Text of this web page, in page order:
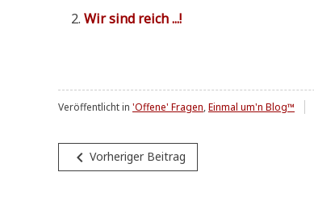
Wir sind reich ...!
Veröffentlicht in 'Offene' Fragen,Einmal um'n Blog™
Beitragsnavigation
navigate_before Vorheriger Beitrag